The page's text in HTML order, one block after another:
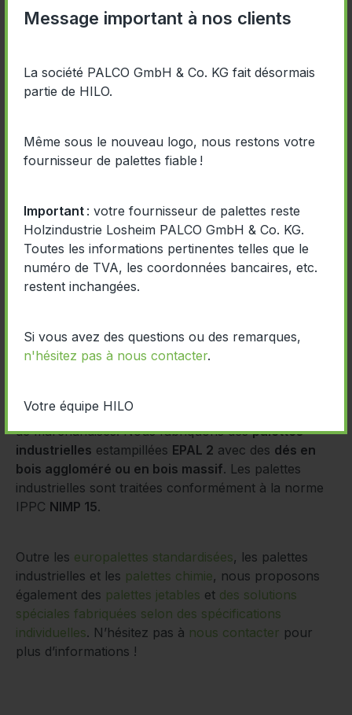
Message important à nos clients
La société PALCO GmbH & Co. KG fait désormais
partie de HILO.
Même sous le nouveau logo, nous restons votre
fournisseur de palettes fiable !
Important : votre fournisseur de palettes reste
Holzindustrie Losheim PALCO GmbH & Co. KG.
Toutes les informations pertinentes telles que le
numéro de TVA, les coordonnées bancaires, etc.
restent inchangées.
Si vous avez des questions ou des remarques,
n'hésitez pas à nous contacter.
Votre équipe HILO
Nous pouvons le faire !
modernes, nous pouvons fabriquer de grandes
quantités à court terme. Nous sommes très flexibles
Nous fabriquons des produits de qualité et
proposons une large gamme de services et de
conseils. Nous sommes fiables et fournissons la
des prix stables.
EPAL 2 sont utilisables pour le transport international
de marchandises. Nous fabriquons despalettes
industrielles estampillées EPAL 2 avec des dés en
bois aggloméré ou en bois massif. Les palettes
industrielles sont traitées conformément à la norme
IPPC NIMP 15.
Outre les europalettes standardisées, les palettes
industrielles et les palettes chimie, nous proposons
également des palettes jetables et des solutions
spéciales fabriquées selon des spécifications
individuelles. N’hésitez pas à nous contacter pour
plus d’informations !